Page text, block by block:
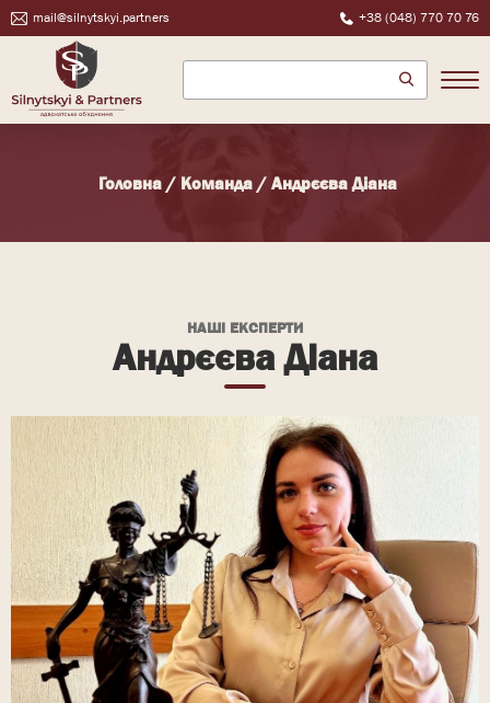
mail@silnytskyi.partners +38 (048) 770 70 76
Головна/ Команда/ Андрєєва Діана
НАШІ ЕКСПЕРТИ
Андрєєва Діана